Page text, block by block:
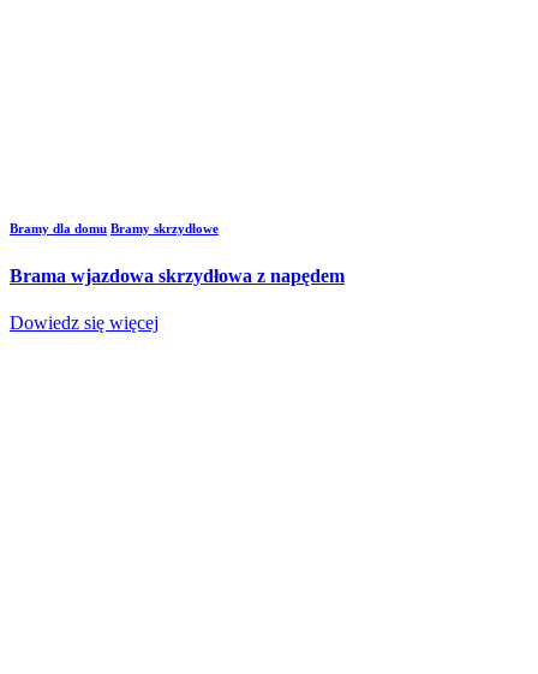
Bramy dla domu Bramy skrzydłowe
Brama wjazdowa skrzydłowa z napędem
Dowiedz się więcej